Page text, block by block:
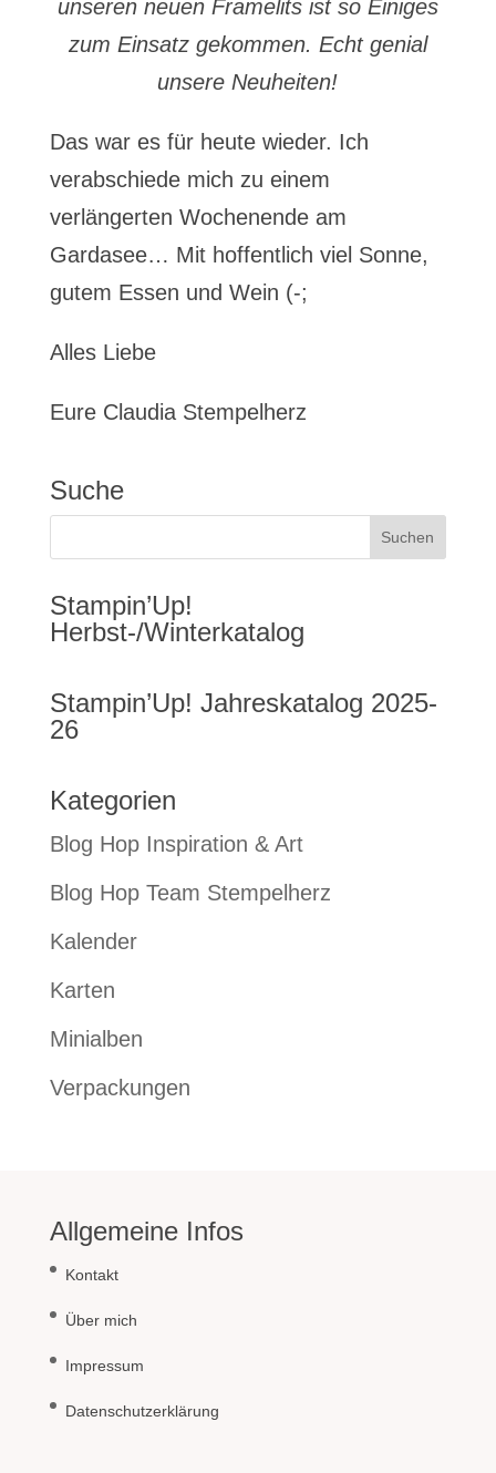
unseren neuen Framelits ist so Einiges
zum Einsatz gekommen. Echt genial
unsere Neuheiten!
Das war es für heute wieder. Ich
verabschiede mich zu einem
verlängerten Wochenende am
Gardasee… Mit hoffentlich viel Sonne,
gutem Essen und Wein (-;
Alles Liebe
Eure Claudia Stempelherz
Suche
Stampin’Up!
Herbst-/Winterkatalog
Stampin’Up! Jahreskatalog 2025-
26
Kategorien
Blog Hop Inspiration & Art
Blog Hop Team Stempelherz
Kalender
Karten
Minialben
Verpackungen
Allgemeine Infos
Kontakt
Über mich
Impressum
Datenschutzerklärung